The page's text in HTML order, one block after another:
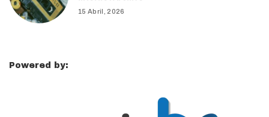
15 Abril, 2026
Powered by: